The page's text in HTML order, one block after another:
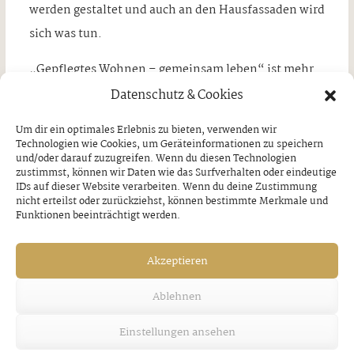
Datenschutz & Cookies
Um dir ein optimales Erlebnis zu bieten, verwenden wir
Technologien wie Cookies, um Geräteinformationen zu speichern
und/oder darauf zuzugreifen. Wenn du diesen Technologien
zustimmst, können wir Daten wie das Surfverhalten oder eindeutige
IDs auf dieser Website verarbeiten. Wenn du deine Zustimmung
nicht erteilst oder zurückziehst, können bestimmte Merkmale und
Funktionen beeinträchtigt werden.
Akzeptieren
Ablehnen
Einstellungen ansehen
werden gestaltet und auch an den Hausfassaden wird
sich was tun.
„Gepflegtes Wohnen – gemeinsam leben“ ist mehr
als nur ein Name, es spiegelt die Philosophie der
und arbeitenden Menschen in den Mittelpunkt
stellt!